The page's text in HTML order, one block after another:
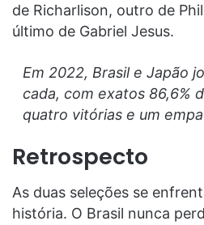
de Richarlison, outro de
último de Gabriel Jesus.
Em 2022, Brasil e Japão
cada, com exatos 86,6%
quatro vitórias e um
Retrospecto
As duas seleções se
história. O Brasil nunca